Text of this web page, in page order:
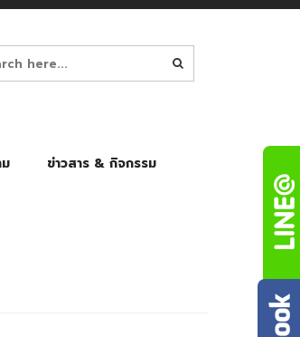
ข่าวสาร & กิจกรรม